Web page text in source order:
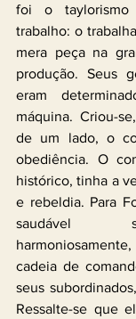
foi o
trabalho: o
mera peça na
produção. Seus
eram
máquina. Criou-
de um lado, o
obediência. O
histórico, tinha a
e rebeldia. Para
saudável
cadeia de
seus
Ressalte-se que